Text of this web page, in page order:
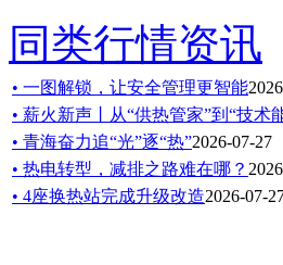
同类行情资讯
• 一图解锁，让安全管理更智能
• 薪火新声丨从“供热管家”到“技
• 青海奋力追“光”逐“热”2026-07-27
• 热电转型，减排之路难在哪？
• 4座换热站完成升级改造2026-07-